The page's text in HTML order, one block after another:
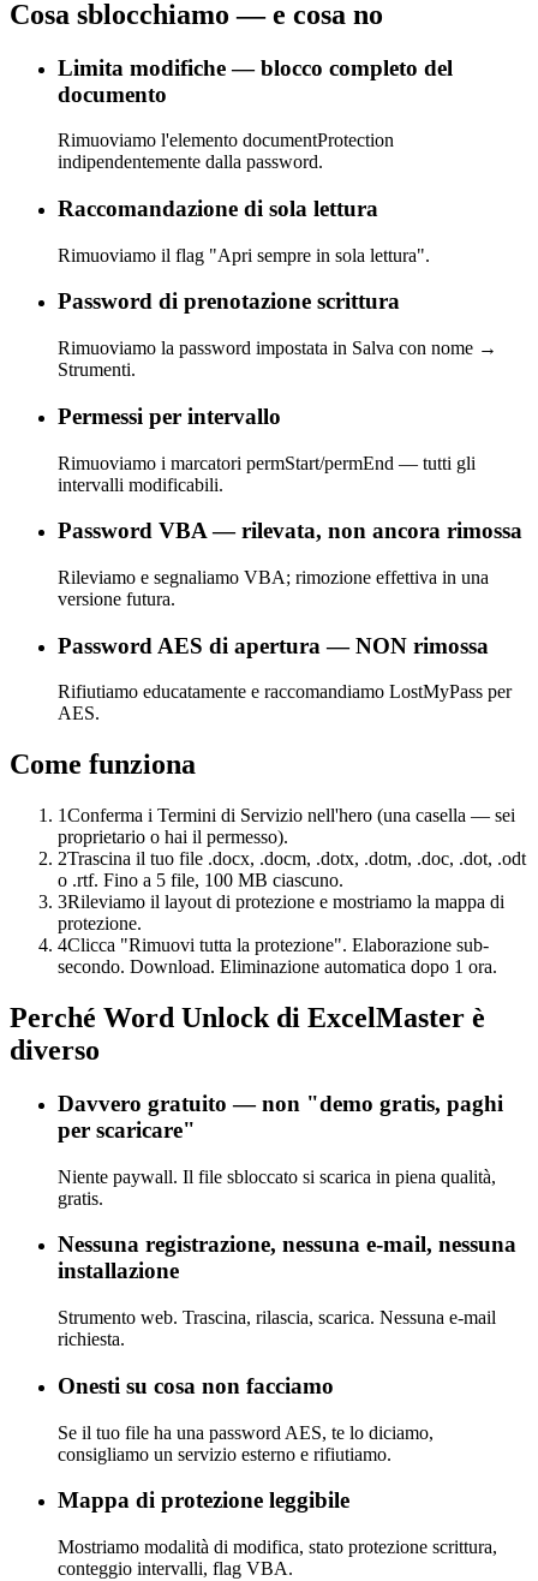
Cosa sblocchiamo — e cosa no
Limita modifiche — blocco completo del
documento
Rimuoviamo l'elemento documentProtection
indipendentemente dalla password.
Raccomandazione di sola lettura
Rimuoviamo il flag "Apri sempre in sola lettura".
Password di prenotazione scrittura
Rimuoviamo la password impostata in Salva con nome →
Strumenti.
Permessi per intervallo
Rimuoviamo i marcatori permStart/permEnd — tutti gli
intervalli modificabili.
Password VBA — rilevata, non ancora rimossa
Rileviamo e segnaliamo VBA; rimozione effettiva in una
versione futura.
Password AES di apertura — NON rimossa
Rifiutiamo educatamente e raccomandiamo LostMyPass per
AES.
Come funziona
1Conferma i Termini di Servizio nell'hero (una casella — sei
proprietario o hai il permesso).
2Trascina il tuo file .docx, .docm, .dotx, .dotm, .doc, .dot, .odt
o .rtf. Fino a 5 file, 100 MB ciascuno.
3Rileviamo il layout di protezione e mostriamo la mappa di
protezione.
4Clicca "Rimuovi tutta la protezione". Elaborazione sub-
secondo. Download. Eliminazione automatica dopo 1 ora.
Perché Word Unlock di ExcelMaster è
diverso
Davvero gratuito — non "demo gratis, paghi
per scaricare"
Niente paywall. Il file sbloccato si scarica in piena qualità,
gratis.
Nessuna registrazione, nessuna e-mail, nessuna
installazione
Strumento web. Trascina, rilascia, scarica. Nessuna e-mail
richiesta.
Onesti su cosa non facciamo
Se il tuo file ha una password AES, te lo diciamo,
consigliamo un servizio esterno e rifiutiamo.
Mappa di protezione leggibile
Mostriamo modalità di modifica, stato protezione scrittura,
conteggio intervalli, flag VBA.